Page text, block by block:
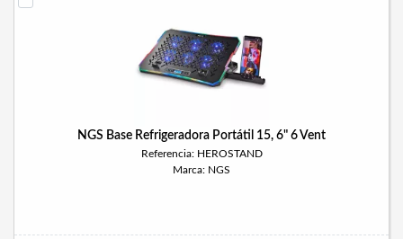
NGS Base Refrigeradora Portátil 15, 6" 6 Vent
Referencia: HEROSTAND
Marca: NGS